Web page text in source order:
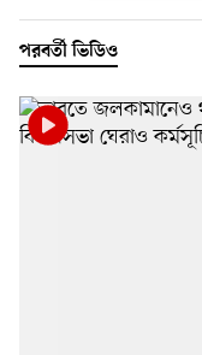
পরবর্তী ভিডিও